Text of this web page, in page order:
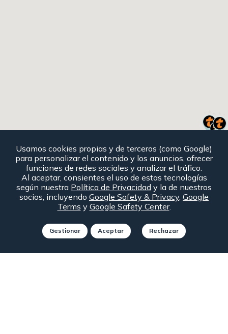
Consulta condiciones particulares y requisitos de la
Autopista para aplicar descuentos
Usamos cookies propias y de terceros (como Google)
para personalizar el contenido y los anuncios, ofrecer
funciones de redes sociales y analizar el tráfico.
Al aceptar, consientes el uso de estas tecnologías
según nuestra Política de Privacidad y la de nuestros
socios, incluyendo Google Safety & Privacy, Google
Terms y Google Safety Center.
Gestionar Aceptar Rechazar